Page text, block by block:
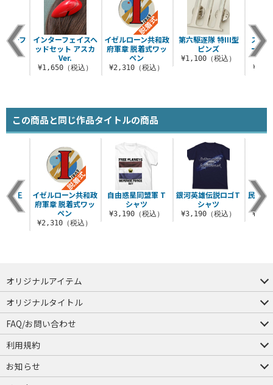
イゼルローン共和政
府軍章 脱着式ワッ
ペン
¥2,310（税込）
第六駆逐隊 特III型
ピンズ
¥1,100（税込）
スー
ーバ
リーフ
込）
インターフェイスヘ
ッドセット アスカ
Ver.
¥1,650（税込）
この商品と同じ作品タイトルの商品
自由惑星同盟軍 T
シャツ
¥3,190（税込）
銀河英雄伝説ロゴT
シャツ
¥3,190（税込）
民主主
ム王
ート
込）
イゼルローン共和政
府軍章 脱着式ワッ
ペン
¥2,310（税込）
オリジナルアイテム
つままれ
つかまれ
ピョコッテ
オリジナルタイトル
アイテムヤ
ミスカトニック大學購買部
FAQ/お問い合わせ
FAQ
お問い合わせ
利用規約
会員規約・ポイント規約
特定商取引法に関する表示
プライバシーポリシー
お知らせ
店舗情報
採用情報
発売日変更のお知らせ
販売代理店・取扱店募集
海外のご案内（English）